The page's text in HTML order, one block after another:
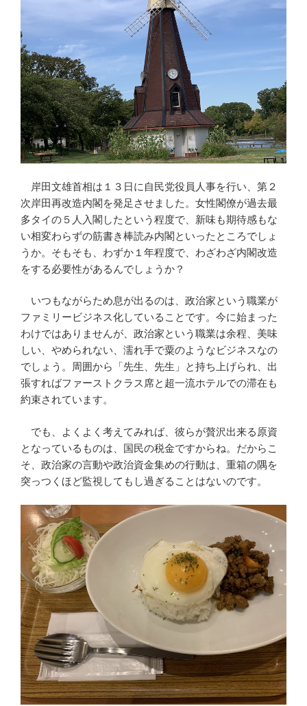
岸田文雄首相は１３日に自民党役員人事を行い、第２
次岸田再改造内閣を発足させました。女性閣僚が過去最
多タイの５人入閣したという程度で、新味も期待感もな
い相変わらずの筋書き棒読み内閣といったところでしょ
うか。そもそも、わずか１年程度で、わざわざ内閣改造
をする必要性があるんでしょうか？
いつもながらため息が出るのは、政治家という職業が
ファミリービジネス化していることです。今に始まった
わけではありませんが、政治家という職業は余程、美味
しい、やめられない、濡れ手で粟のようなビジネスなの
でしょう。周囲から「先生、先生」と持ち上げられ、出
張すればファーストクラス席と超一流ホテルでの滞在も
約束されています。
でも、よくよく考えてみれば、彼らが贅沢出来る原資
となっているものは、国民の税金ですからね。だからこ
そ、政治家の言動や政治資金集めの行動は、重箱の隅を
突っつくほど監視してもし過ぎることはないのです。